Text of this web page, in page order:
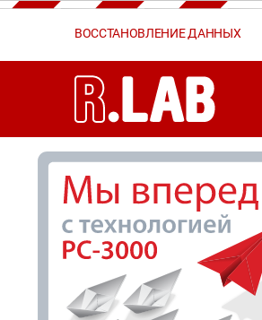
ВОССТАНОВЛЕНИЕ ДАННЫХ